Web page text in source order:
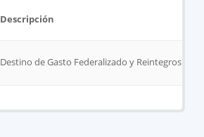
Descripción
Destino de Gasto Federalizado y Reintegros Sept